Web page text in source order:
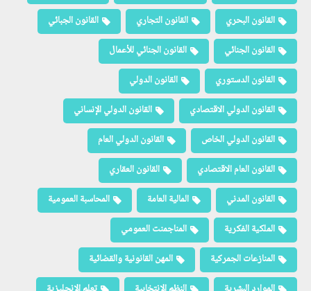
القانون البحري
القانون التجاري
القانون الجبائي
القانون الجنائي
القانون الجنائي للأعمال
القانون الدستوري
القانون الدولي
القانون الدولي الاقتصادي
القانون الدولي الإنساني
القانون الدولي الخاص
القانون الدولي العام
القانون العام الاقتصادي
القانون العقاري
القانون المدني
المالية العامة
المحاسبة العمومية
الملكية الفكرية
المناجمنت العمومي
المنازعات الجمركية
المهن القانونية والقضائية